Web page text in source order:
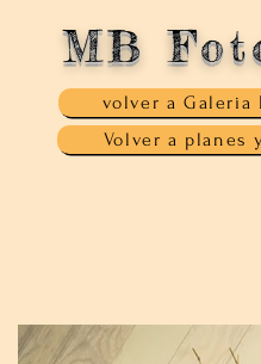
volver a Galeria
Volver a planes
MB